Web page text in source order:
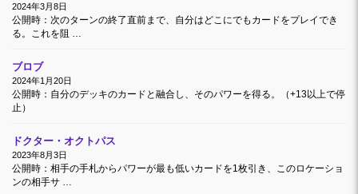
2024年3月8日
公開時：次のターンの終了直前まで、自分はどこにでもカードをプレイでき
る。これを阻 …
ブロブ
2024年1月20日
公開時：自分のデッキのカードと融合し、そのパワーを得る。（+13以上で停
止）
ドクター・オクトパス
2023年8月3日
公開時：相手の手札からパワーが最も低いカードを1枚引き、このロケーショ
ンの相手サ …